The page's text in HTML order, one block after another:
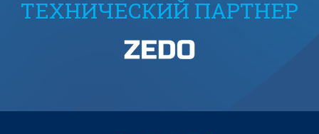
ТЕХНИЧЕСКИЙ ПАРТНЕР